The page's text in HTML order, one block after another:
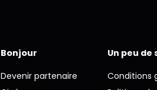
Bonjour
Devenir partenaire
Un peu de
Conditions